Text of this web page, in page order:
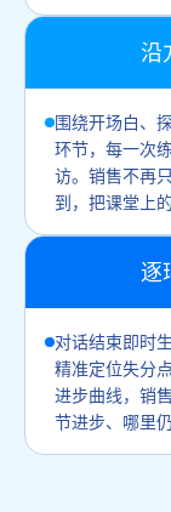
沿
围绕开场白、
环节，每一次
访。销售不再
到，把课堂上
逐
对话结束即时
精准定位失分
进步曲线，销
节进步、哪里